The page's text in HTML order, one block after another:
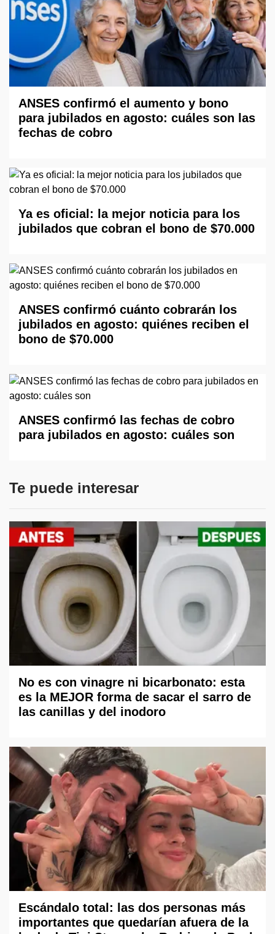
ANSES confirmó el aumento y bono
para jubilados en agosto: cuáles son las
fechas de cobro
Ya es oficial: la mejor noticia para los
jubilados que cobran el bono de $70.000
ANSES confirmó cuánto cobrarán los
jubilados en agosto: quiénes reciben el
bono de $70.000
ANSES confirmó las fechas de cobro
para jubilados en agosto: cuáles son
Te puede interesar
No es con vinagre ni bicarbonato: esta
es la MEJOR forma de sacar el sarro de
las canillas y del inodoro
Escándalo total: las dos personas más
importantes que quedarían afuera de la